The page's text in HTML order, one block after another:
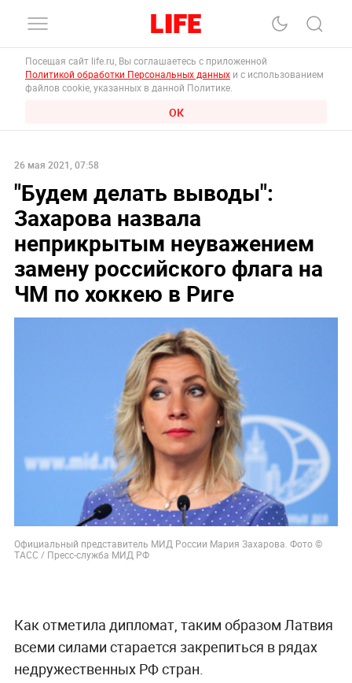
Посещая сайт life.ru, Вы соглашаетесь с приложенной
Политикой обработки Персональных данных и с использованием
файлов cookie, указанных в данной Политике.
ОК
26 мая 2021, 07:58
"Будем делать выводы":
Захарова назвала
неприкрытым неуважением
замену российского флага на
ЧМ по хоккею в Риге
Официальный представитель МИД России Мария Захарова. Фото ©
ТАСС / Пресс-служба МИД РФ
Как отметила дипломат, таким образом Латвия
всеми силами старается закрепиться в рядах
недружественных РФ стран.